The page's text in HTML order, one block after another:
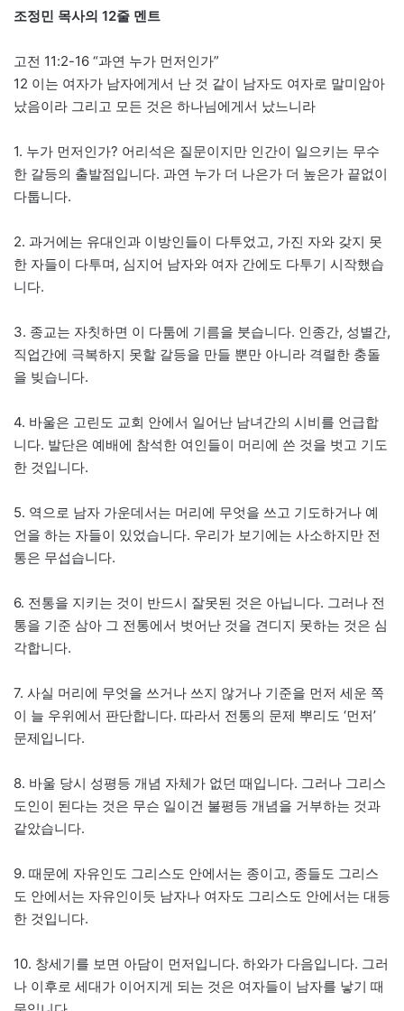
조정민 목사의 12줄 멘트
고전 11:2-16 “과연 누가 먼저인가”
12 이는 여자가 남자에게서 난 것 같이 남자도 여자로 말미암아
났음이라 그리고 모든 것은 하나님에게서 났느니라
1. 누가 먼저인가? 어리석은 질문이지만 인간이 일으키는 무수
한 갈등의 출발점입니다. 과연 누가 더 나은가 더 높은가 끝없이
다툽니다.
2. 과거에는 유대인과 이방인들이 다투었고, 가진 자와 갖지 못
한 자들이 다투며, 심지어 남자와 여자 간에도 다투기 시작했습
니다.
3. 종교는 자칫하면 이 다툼에 기름을 붓습니다. 인종간, 성별간,
직업간에 극복하지 못할 갈등을 만들 뿐만 아니라 격렬한 충돌
을 빚습니다.
4. 바울은 고린도 교회 안에서 일어난 남녀간의 시비를 언급합
니다. 발단은 예배에 참석한 여인들이 머리에 쓴 것을 벗고 기도
한 것입니다.
5. 역으로 남자 가운데서는 머리에 무엇을 쓰고 기도하거나 예
언을 하는 자들이 있었습니다. 우리가 보기에는 사소하지만 전
통은 무섭습니다.
6. 전통을 지키는 것이 반드시 잘못된 것은 아닙니다. 그러나 전
통을 기준 삼아 그 전통에서 벗어난 것을 견디지 못하는 것은 심
각합니다.
7. 사실 머리에 무엇을 쓰거나 쓰지 않거나 기준을 먼저 세운 쪽
이 늘 우위에서 판단합니다. 따라서 전통의 문제 뿌리도 ‘먼저’
문제입니다.
8. 바울 당시 성평등 개념 자체가 없던 때입니다. 그러나 그리스
도인이 된다는 것은 무슨 일이건 불평등 개념을 거부하는 것과
같았습니다.
9. 때문에 자유인도 그리스도 안에서는 종이고, 종들도 그리스
도 안에서는 자유인이듯 남자나 여자도 그리스도 안에서는 대등
한 것입니다.
10. 창세기를 보면 아담이 먼저입니다. 하와가 다음입니다. 그러
나 이후로 세대가 이어지게 되는 것은 여자들이 남자를 낳기 때